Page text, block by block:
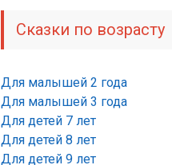
Сказки по возрасту
Для малышей 2 года
Для малышей 3 года
Для детей 7 лет
Для детей 8 лет
Для детей 9 лет